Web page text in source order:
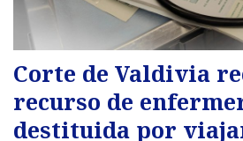
Corte de Valdivia
recurso de
destituida por